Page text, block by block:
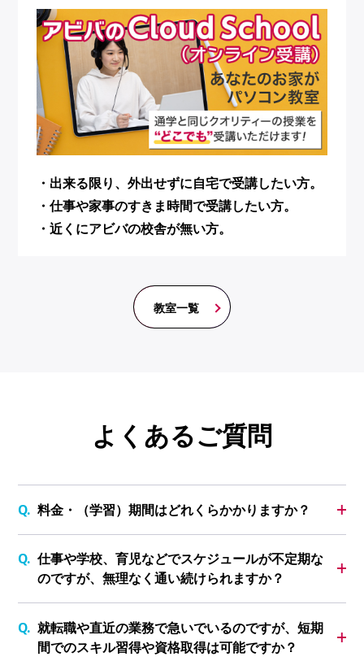
・出来る限り、外出せずに自宅で受講したい方。
・仕事や家事のすきま時間で受講したい方。
・近くにアビバの校舎が無い方。
教室一覧
よくあるご質問
料金・（学習）期間はどれくらかかりますか？
仕事や学校、育児などでスケジュールが不定期な
のですが、無理なく通い続けられますか？
就転職や直近の業務で急いでいるのですが、短期
間でのスキル習得や資格取得は可能ですか？